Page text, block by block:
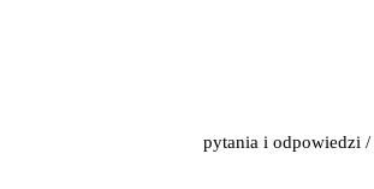
pytania i odpowiedzi /